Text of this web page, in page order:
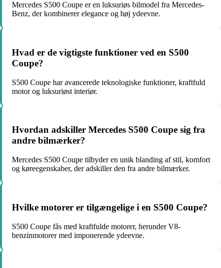
Mercedes S500 Coupe er en luksuriøs bilmodel fra Mercedes-
Benz, der kombinerer elegance og høj ydeevne.
Hvad er de vigtigste funktioner ved en S500
Coupe?
S500 Coupe har avancerede teknologiske funktioner, kraftfuld
motor og luksuriøst interiør.
Hvordan adskiller Mercedes S500 Coupe sig fra
andre bilmærker?
Mercedes S500 Coupe tilbyder en unik blanding af stil, komfort
og køreegenskaber, der adskiller den fra andre bilmærker.
Hvilke motorer er tilgængelige i en S500 Coupe?
S500 Coupe fås med kraftfulde motorer, herunder V8-
benzinmotorer med imponerende ydeevne.